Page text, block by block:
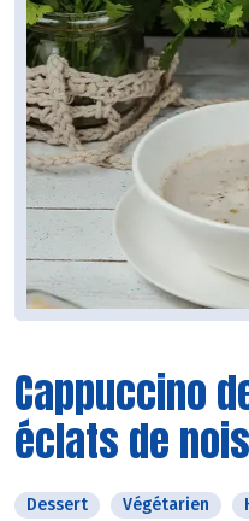
Cappuccino
éclats de
Dessert Végétarien